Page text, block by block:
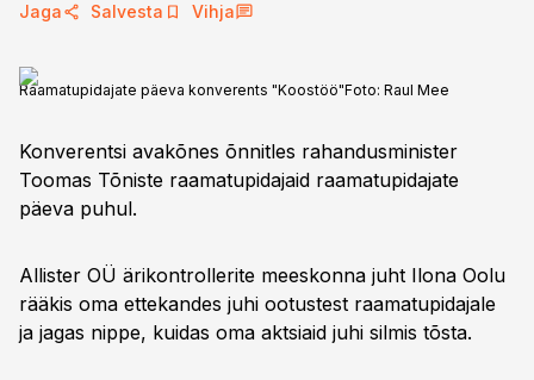
Jaga Salvesta Vihja
Raamatupidajate päeva konverents "Koostöö"Foto: Raul Mee
Konverentsi avakõnes õnnitles rahandusminister
Toomas Tõniste raamatupidajaid raamatupidajate
päeva puhul.
Allister OÜ ärikontrollerite meeskonna juht Ilona Oolu
rääkis oma ettekandes juhi ootustest raamatupidajale
ja jagas nippe, kuidas oma aktsiaid juhi silmis tõsta.